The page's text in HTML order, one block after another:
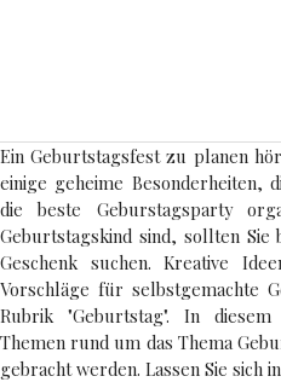
Ein Geburtstagsfest zu planen
einige geheime Besonderheiten,
die beste Geburstagsparty
Geburtstagskind sind, sollten Sie
Geschenk suchen. Kreative
Vorschläge für selbstgemachte
Rubrik "Geburtstag". In
Themen rund um das Thema
gebracht werden. Lassen Sie sich